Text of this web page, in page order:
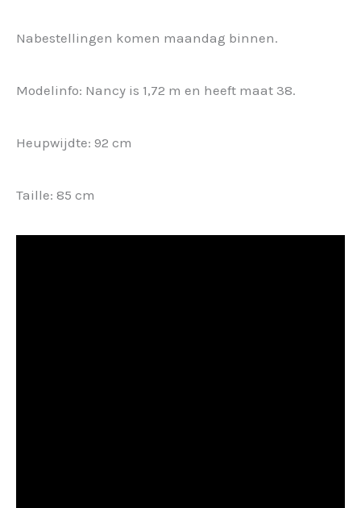
Nabestellingen komen maandag binnen.
Modelinfo: Nancy is 1,72 m en heeft maat 38.
Heupwijdte: 92 cm
Taille: 85 cm